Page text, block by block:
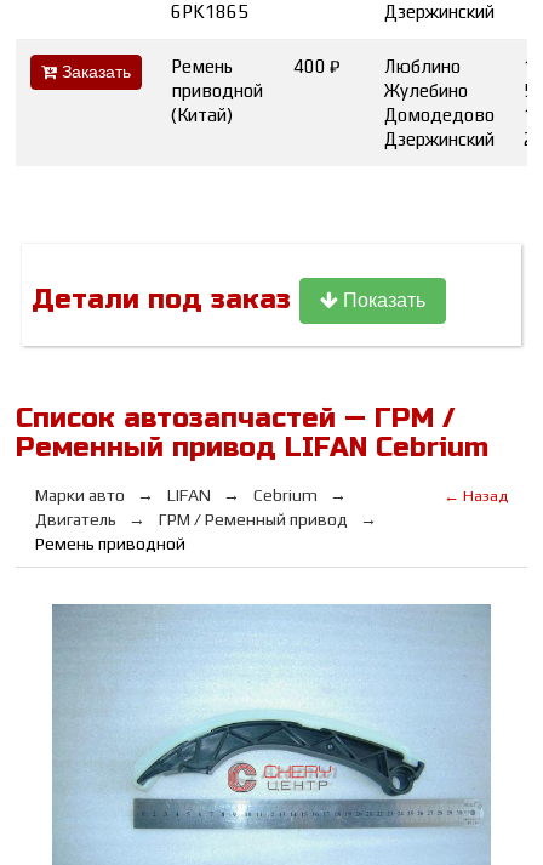
6PK1865
Дзержинский
Заказать
Ремень
приводной
(Китай)
400 ₽
Люблино
Жулебино
Домодедово
Дзержинский
1
5
1
2
Детали под заказ Показать
Список автозапчастей — ГРМ /
Ременный привод LIFAN Cebrium
Марки авто LIFAN
Cebrium
Двигатель
ГРМ / Ременный привод
Ремень приводной
← Назад